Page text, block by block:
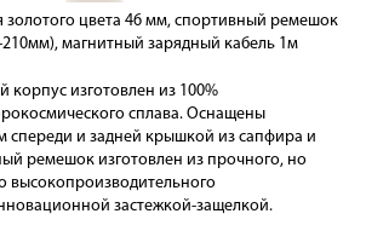
золотого цвета 46 мм, спортивный ремешок
210мм), магнитный зарядный кабель 1м
изготовлен из 100%
сплава. Оснащены
спереди и задней крышкой из сапфира и
ремешок изготовлен из прочного, но
высокопроизводительного
застежкой-защелкой.